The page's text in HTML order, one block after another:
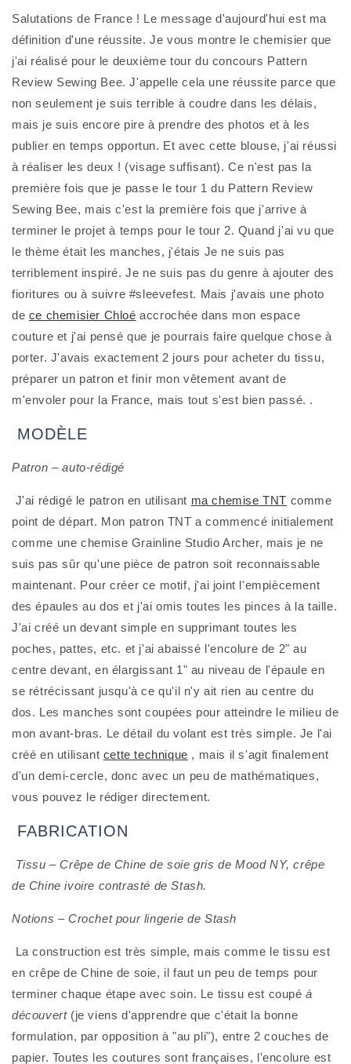
Salutations de France ! Le message d'aujourd'hui est ma
définition d'une réussite. Je vous montre le chemisier que
j'ai réalisé pour le deuxième tour du concours Pattern
Review Sewing Bee. J'appelle cela une réussite parce que
non seulement je suis terrible à coudre dans les délais,
mais je suis encore pire à prendre des photos et à les
publier en temps opportun. Et avec cette blouse, j'ai réussi
à réaliser les deux ! (visage suffisant). Ce n'est pas la
première fois que je passe le tour 1 du Pattern Review
Sewing Bee, mais c'est la première fois que j'arrive à
terminer le projet à temps pour le tour 2. Quand j'ai vu que
le thème était les manches, j'étais Je ne suis pas
terriblement inspiré. Je ne suis pas du genre à ajouter des
fioritures ou à suivre #sleevefest. Mais j'avais une photo
de ce chemisier Chloé accrochée dans mon espace
couture et j'ai pensé que je pourrais faire quelque chose à
porter. J'avais exactement 2 jours pour acheter du tissu,
préparer un patron et finir mon vêtement avant de
m'envoler pour la France, mais tout s'est bien passé. .
MODÈLE
Patron – auto-rédigé
J'ai rédigé le patron en utilisant ma chemise TNT comme
point de départ. Mon patron TNT a commencé initialement
comme une chemise Grainline Studio Archer, mais je ne
suis pas sûr qu'une pièce de patron soit reconnaissable
maintenant. Pour créer ce motif, j'ai joint l'empiècement
des épaules au dos et j'ai omis toutes les pinces à la taille.
J'ai créé un devant simple en supprimant toutes les
poches, pattes, etc. et j'ai abaissé l'encolure de 2" au
centre devant, en élargissant 1" au niveau de l'épaule en
se rétrécissant jusqu'à ce qu'il n'y ait rien au centre du
dos. Les manches sont coupées pour atteindre le milieu de
mon avant-bras. Le détail du volant est très simple. Je l'ai
créé en utilisant cette technique , mais il s'agit finalement
d'un demi-cercle, donc avec un peu de mathématiques,
vous pouvez le rédiger directement.
FABRICATION
Tissu – Crêpe de Chine de soie gris de Mood NY, crêpe
de Chine ivoire contrasté de Stash.
Notions – Crochet pour lingerie de Stash
en crêpe de Chine de soie, il faut un peu de temps pour
terminer chaque étape avec soin. Le tissu est coupé à
découvert (je viens d'apprendre que c'était la bonne
formulation, par opposition à "au pli"), entre 2 couches de
papier. Toutes les coutures sont françaises, l'encolure est